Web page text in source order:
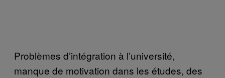
Problèmes d’intégration à l’université,
manque de motivation dans les études, des